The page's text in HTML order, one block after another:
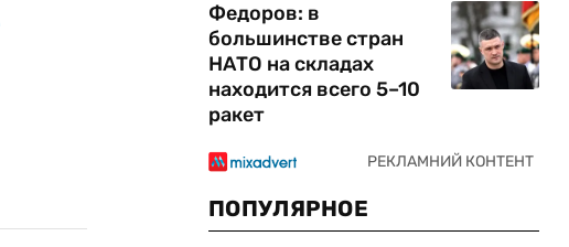
Федоров: в
большинстве стран
НАТО на складах
находится всего 5–10
ракет
ПОПУЛЯРНОЕ